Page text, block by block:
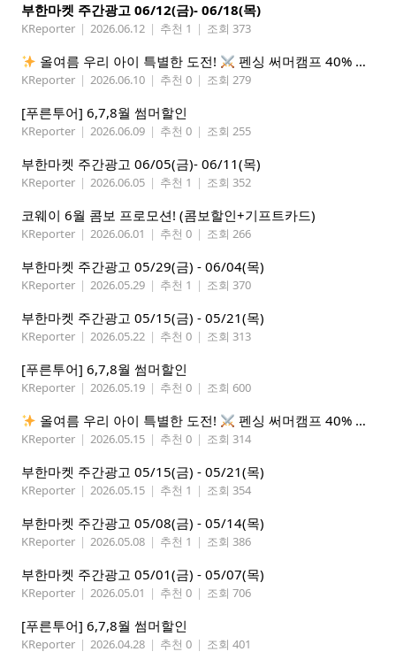
부한마켓 주간광고 06/12(금)- 06/18(목)
KReporter | 2026.06.12 | 추천 1 | 조회 373
올여름 우리 아이 특별한 도전! 펜싱 써머캠프 40% 선착순 할인
KReporter | 2026.06.10 | 추천 0 | 조회 279
[푸른투어] 6,7,8월 썸머할인
KReporter | 2026.06.09 | 추천 0 | 조회 255
부한마켓 주간광고 06/05(금)- 06/11(목)
KReporter | 2026.06.05 | 추천 1 | 조회 352
코웨이 6월 콤보 프로모션! (콤보할인+기프트카드)
KReporter | 2026.06.01 | 추천 0 | 조회 266
부한마켓 주간광고 05/29(금) - 06/04(목)
KReporter | 2026.05.29 | 추천 1 | 조회 370
부한마켓 주간광고 05/15(금) - 05/21(목)
KReporter | 2026.05.22 | 추천 0 | 조회 313
[푸른투어] 6,7,8월 썸머할인
KReporter | 2026.05.19 | 추천 0 | 조회 600
올여름 우리 아이 특별한 도전! 펜싱 써머캠프 40% 선착순 할인
KReporter | 2026.05.15 | 추천 0 | 조회 314
부한마켓 주간광고 05/15(금) - 05/21(목)
KReporter | 2026.05.15 | 추천 1 | 조회 354
부한마켓 주간광고 05/08(금) - 05/14(목)
KReporter | 2026.05.08 | 추천 1 | 조회 386
부한마켓 주간광고 05/01(금) - 05/07(목)
KReporter | 2026.05.01 | 추천 0 | 조회 706
[푸른투어] 6,7,8월 썸머할인
KReporter | 2026.04.28 | 추천 0 | 조회 401